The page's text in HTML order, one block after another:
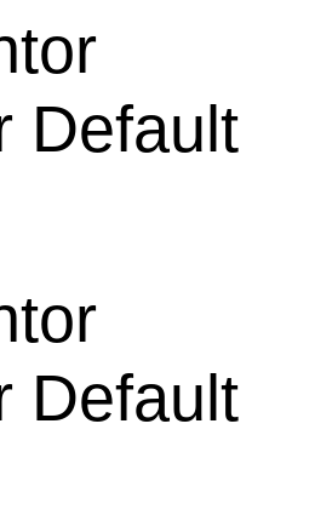
Default
Default